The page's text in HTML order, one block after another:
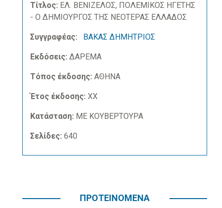
Τίτλος: ΕΛ. ΒΕΝΙΖΕΛΟΣ, ΠΟΛΕΜΙΚΟΣ ΗΓΕΤΗΣ
- Ο ΔΗΜΙΟΥΡΓΟΣ ΤΗΣ ΝΕΟΤΕΡΑΣ ΕΛΛΑΔΟΣ
Συγγραφέας: ΒΑΚΑΣ ΔΗΜΗΤΡΙΟΣ
Εκδόσεις: ΔΑΡΕΜΑ
Τόπος έκδοσης: ΑΘΗΝΑ
Έτος έκδοσης: ΧΧ
Κατάσταση: ΜΕ ΚΟΥΒΕΡΤΟΥΡΑ
Σελίδες: 640
ΠΡΟΤΕΙΝΟΜΕΝΑ